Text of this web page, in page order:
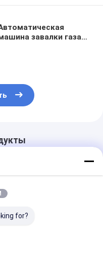
завалки газа
for?